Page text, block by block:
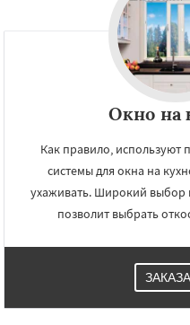
Окно на
Как правило, используют
системы для окна на
ухаживать. Широкий выбор
позволит выбрать